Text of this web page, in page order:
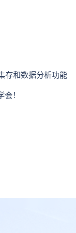
存和数据分析功能
！